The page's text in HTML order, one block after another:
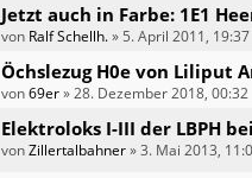
Jetzt auch in Farbe: 1E1
von Ralf Schellh.» 5. April 2011, 19:37
Öchslezug H0e von Liliput
von69er»28. Dezember 2018, 00:32
Elektroloks I-III der LBPH
vonZillertalbahner»3. Mai 2013,